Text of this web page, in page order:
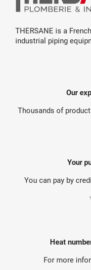
THERSANE is a
industrial piping
Our
Thousands of
Your
You can pay by
Heat
For more